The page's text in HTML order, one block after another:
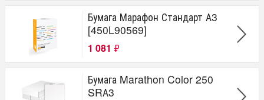
Бумага Марафон Стандарт А3
[450L90569]
1 081 ₽
Бумага Marathon Color 250
SRА3